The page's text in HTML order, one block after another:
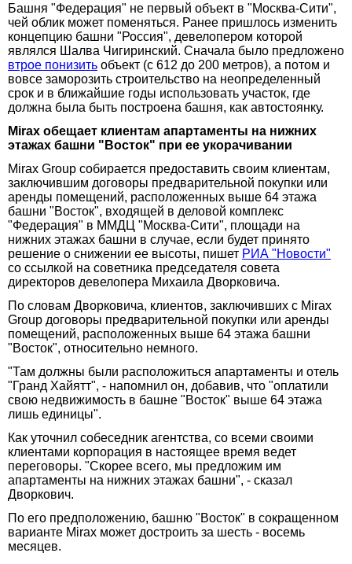
Башня "Федерация" не первый объект в "Москва-Сити",
чей облик может поменяться. Ранее пришлось изменить
концепцию башни "Россия", девелопером которой
являлся Шалва Чигиринский. Сначала было предложено
втрое понизить объект (с 612 до 200 метров), а потом и
вовсе заморозить строительство на неопределенный
срок и в ближайшие годы использовать участок, где
должна была быть построена башня, как автостоянку.
Mirax обещает клиентам апартаменты на нижних
этажах башни "Восток" при ее укорачивании
Mirax Group собирается предоставить своим клиентам,
заключившим договоры предварительной покупки или
аренды помещений, расположенных выше 64 этажа
башни "Восток", входящей в деловой комплекс
"Федерация" в ММДЦ "Москва-Сити", площади на
нижних этажах башни в случае, если будет принято
решение о снижении ее высоты, пишет РИА "Новости"
со ссылкой на советника председателя совета
директоров девелопера Михаила Дворковича.
По словам Дворковича, клиентов, заключивших с Mirax
Group договоры предварительной покупки или аренды
помещений, расположенных выше 64 этажа башни
"Восток", относительно немного.
"Там должны были расположиться апартаменты и отель
"Гранд Хайятт", - напомнил он, добавив, что "оплатили
свою недвижимость в башне "Восток" выше 64 этажа
лишь единицы".
Как уточнил собеседник агентства, со всеми своими
клиентами корпорация в настоящее время ведет
переговоры. "Скорее всего, мы предложим им
апартаменты на нижних этажах башни", - сказал
Дворкович.
По его предположению, башню "Восток" в сокращенном
варианте Mirax может достроить за шесть - восемь
месяцев.